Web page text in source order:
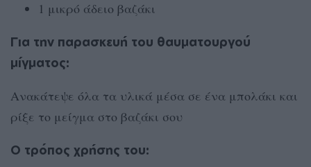
1 μικρό άδειο βαζάκι
Για την παρασκευή του θαυματουργού
μίγματος:
Ανακάτεψε όλα τα υλικά μέσα σε ένα μπολάκι και
ρίξε το μείγμα στο βαζάκι σου
Ο τρόπος χρήσης του: